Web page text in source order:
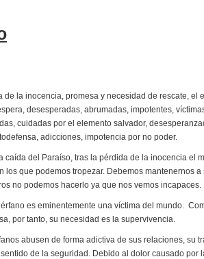
de la inocencia, promesa y necesidad de rescate, el
desesperadas, abrumadas, impotentes,
cuidadas por el elemento salvador,
adicciones, impotencia por no poder.
caída del Paraíso, tras la pérdida de la inocencia el
los que podemos tropezar. Debemos mantenernos
no podemos hacerlo ya que nos vemos incapaces.
es eminentemente una víctima del mundo.
por tanto, su necesidad es la supervivencia.
abusen de forma adictiva de sus relaciones, su
de la seguridad. Debido al dolor causado por